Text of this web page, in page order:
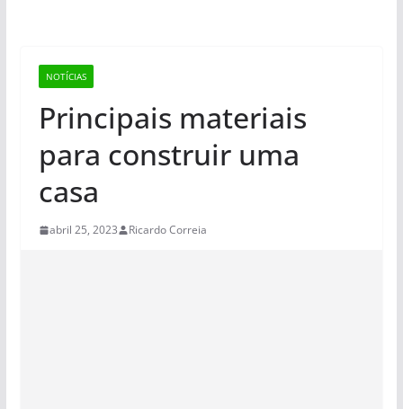
NOTÍCIAS
Principais materiais
para construir uma
casa
abril 25, 2023 Ricardo Correia